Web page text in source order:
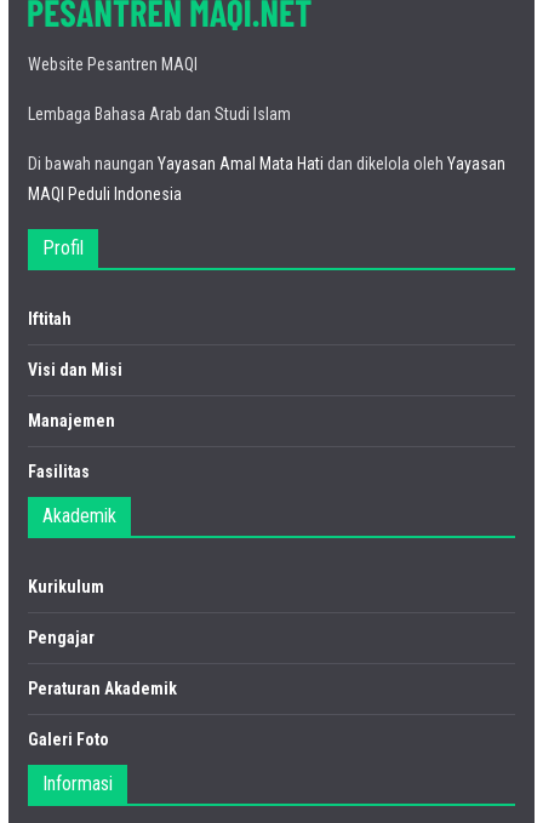
Website Pesantren MAQI
Lembaga Bahasa Arab dan Studi Islam
Di bawah naungan Yayasan Amal Mata Hati dan dikelola oleh Yayasan
MAQI Peduli Indonesia
Profil
Iftitah
Visi dan Misi
Manajemen
Fasilitas
Akademik
Kurikulum
Pengajar
Peraturan Akademik
Galeri Foto
Informasi